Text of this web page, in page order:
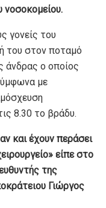
νοσοκομείου.
γονείς του
του στον ποταμό
άνδρας ο οποίος
με
8.30 το βράδυ.
και έχουν περάσει
είπε στο
της
Γιώργος